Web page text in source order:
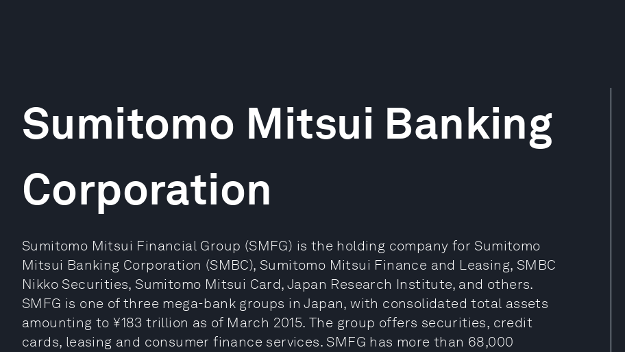
Sumitomo Mitsui Banking
Corporation
Sumitomo Mitsui Financial Group (SMFG) is the holding company for Sumitomo
Mitsui Banking Corporation (SMBC), Sumitomo Mitsui Finance and Leasing, SMBC
Nikko Securities, Sumitomo Mitsui Card, Japan Research Institute, and others.
SMFG is one of three mega-bank groups in Japan, with consolidated total assets
amounting to ¥183 trillion as of March 2015. The group offers securities, credit
cards, leasing and consumer finance services. SMFG has more than 68,000